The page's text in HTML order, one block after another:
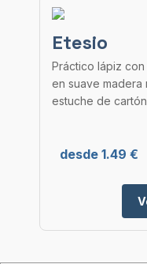
Etesio
Práctico lápiz
en suave madera
estuche de
desde 1.49 €